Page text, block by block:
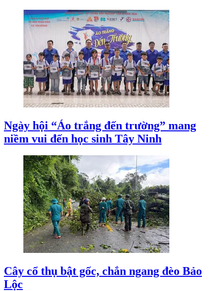
Ngày hội “Áo trắng đến trường” mang
niềm vui đến học sinh Tây Ninh
Cây cổ thụ bật gốc, chắn ngang đèo Bảo
Lộc